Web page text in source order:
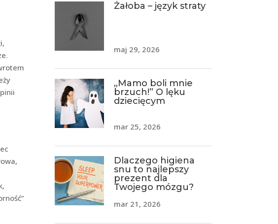
Żałoba – język straty
maj 29, 2026
„Mamo boli mnie
brzuch!” O lęku
dziecięcym
mar 25, 2026
Dlaczego higiena
snu to najlepszy
prezent dla
Twojego mózgu?
mar 21, 2026